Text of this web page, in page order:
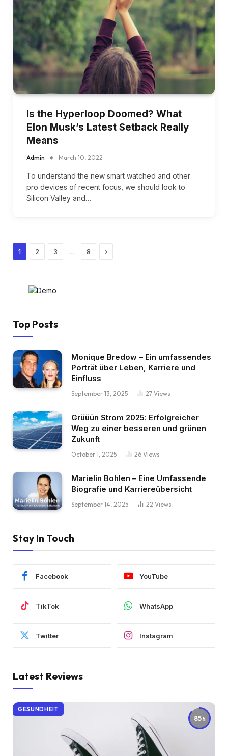
Is the Hyperloop Doomed? What
Elon Musk’s Latest Setback Really
Means
Admin March 10, 2022
To understand the new smart watched and other
pro devices of recent focus, we should look to
Silicon Valley and…
1 2 3 … 8 Next
Top Posts
Monique Bredow – Ein umfassendes
Porträt über Leben, Karriere und
Einfluss
September 13, 2025 27 Views
Grüüün Strom 2025: Erfolgreicher
Weg zu einer besseren und grünen
Zukunft
October 1, 2025 26 Views
Marielin Bohlen – Eine Umfassende
Biografie und Karriereübersicht
September 14, 2025 22 Views
Stay In Touch
Facebook YouTube
TikTok WhatsApp
Twitter Instagram
Latest Reviews
85
GESUNDHEIT